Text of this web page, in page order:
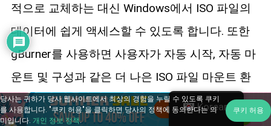
적으로 교체하는 대신 Windows에서 ISO 파일의
데이터에 쉽게 액세스할 수 있도록 합니다. 또한
gBurner를 사용하면 사용자가 자동 시작, 자동 마
운트 및 구성과 같은 더 나은 ISO 파일 마운트 환
경을 얻기 위해 몇 가지 사전 설정을 만들 수 있습
니다.
Korean
당사는 귀하가 당사 웹사이트에서 최상의 경험을 누릴 수 있도록 쿠키
를 사용합니다. "쿠키 허용"을 클릭하면 당사의 정책에 동의한다는 의
미입니다. 개인 정보 정책.
쿠키 허용